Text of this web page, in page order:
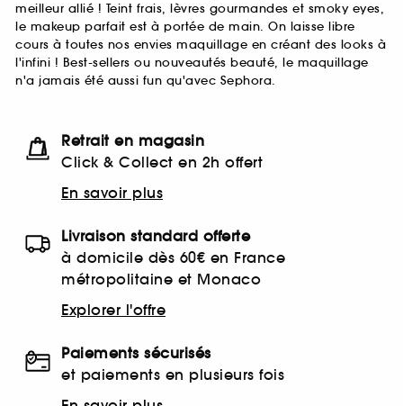
meilleur allié ! Teint frais, lèvres gourmandes et smoky eyes,
le makeup parfait est à portée de main. On laisse libre
cours à toutes nos envies maquillage en créant des looks à
l'infini ! Best-sellers ou nouveautés beauté, le maquillage
n'a jamais été aussi fun qu'avec Sephora.
Retrait en magasin
Click & Collect en 2h offert
En savoir plus
Livraison standard offerte
à domicile dès 60€ en France
métropolitaine et Monaco
Explorer l'offre
Paiements sécurisés
et paiements en plusieurs fois